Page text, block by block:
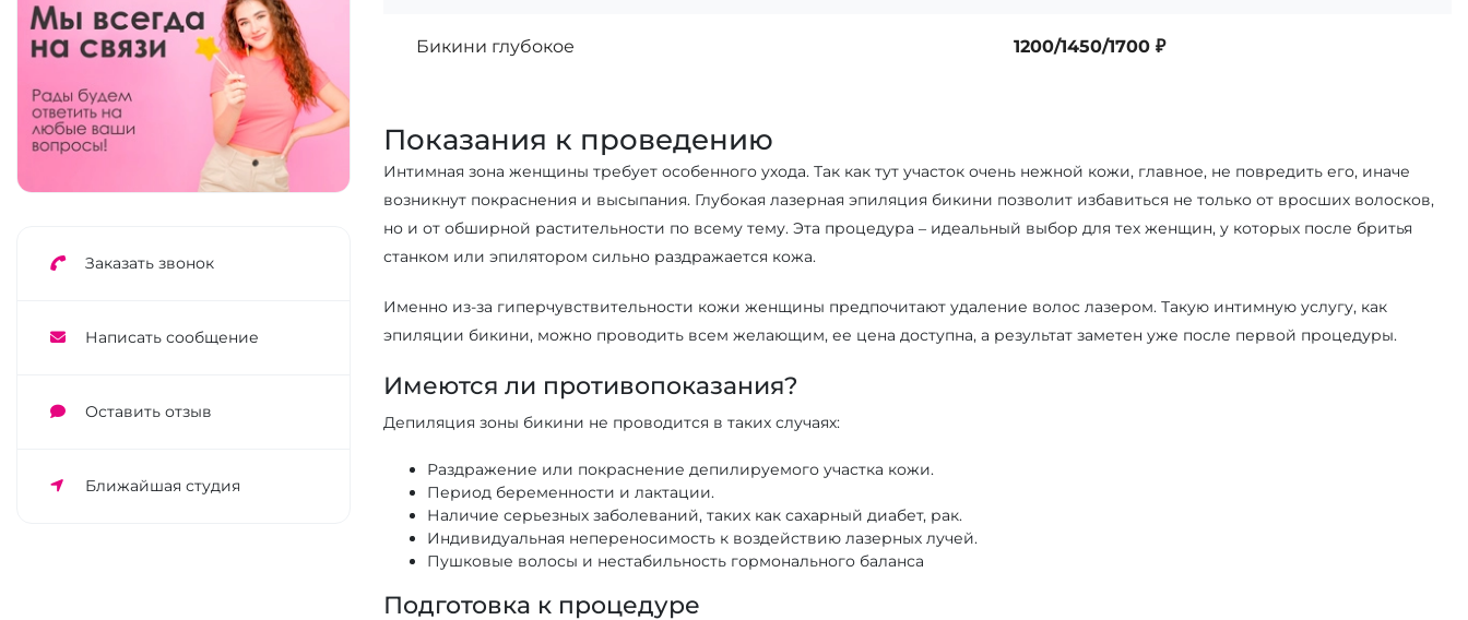
Заказать звонок
Написать сообщение
Оставить отзыв
Ближайшая студия
Бикини глубокое 1200/1450/1700 ₽
Показания к проведению
Интимная зона женщины требует особенного ухода. Так как тут участок очень нежной кожи, главное, не повредить его, иначе
возникнут покраснения и высыпания. Глубокая лазерная эпиляция бикини позволит избавиться не только от вросших волосков,
но и от обширной растительности по всему тему. Эта процедура – идеальный выбор для тех женщин, у которых после бритья
станком или эпилятором сильно раздражается кожа.
Именно из-за гиперчувствительности кожи женщины предпочитают удаление волос лазером. Такую интимную услугу, как
эпиляции бикини, можно проводить всем желающим, ее цена доступна, а результат заметен уже после первой процедуры.
Имеются ли противопоказания?
Депиляция зоны бикини не проводится в таких случаях:
Раздражение или покраснение депилируемого участка кожи.
Период беременности и лактации.
Наличие серьезных заболеваний, таких как сахарный диабет, рак.
Индивидуальная непереносимость к воздействию лазерных лучей.
Пушковые волосы и нестабильность гормонального баланса
Подготовка к процедуре